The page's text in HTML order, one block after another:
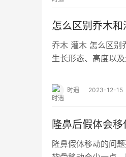
怎么区别乔木和
乔木 灌木 怎么区别
生长形态、高度以
时遇 2023-12-15
隆鼻后假体会移
隆鼻假体移动的问